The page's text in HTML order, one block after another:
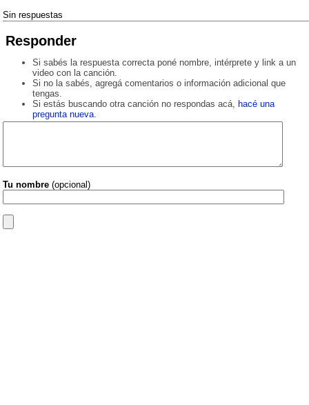
Sin respuestas
Responder
Si sabés la respuesta correcta poné nombre, intérprete y link a un
video con la canción.
Si no la sabés, agregá comentarios o información adicional que
tengas.
Si estás buscando otra canción no respondas acá, hacé una
pregunta nueva.
Tu nombre (opcional)